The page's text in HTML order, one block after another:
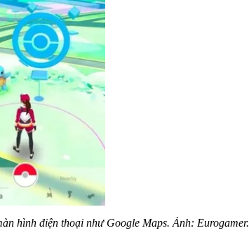
hình điện thoại như Google Maps. Ảnh: Eurogamer.